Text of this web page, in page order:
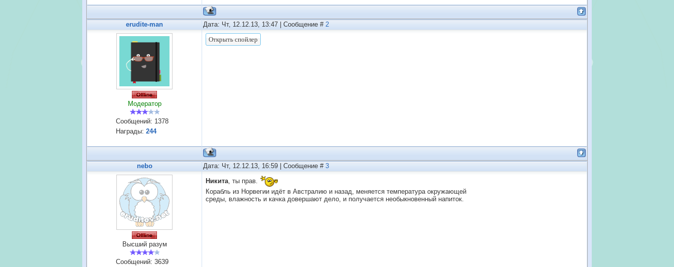
erudite-man Дата: Чт, 12.12.13, 13:47 | Сообщение # 2
Модератор
Сообщений: 1378
Награды: 244
nebo Дата: Чт, 12.12.13, 16:59 | Сообщение # 3
Высший разум
Сообщений: 3639
Никита , ты прав.
Корабль из Норвегии идёт в Австралию и назад, меняется температура окружающей
среды, влажность и качка довершают дело, и получается необыкновенный напиток.